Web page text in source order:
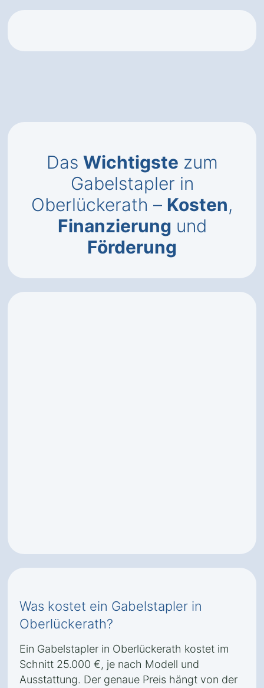
Das Wichtigste zum
Gabelstapler in
Oberlückerath – Kosten,
Finanzierung und
Förderung
Was kostet ein Gabelstapler in
Oberlückerath?
Ein Gabelstapler in Oberlückerath kostet im
Schnitt 25.000 €, je nach Modell und
Ausstattung. Der genaue Preis hängt von der